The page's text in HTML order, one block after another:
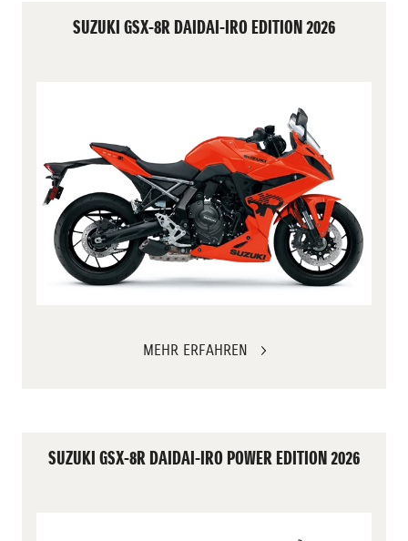
SUZUKI GSX-8R DAIDAI-IRO EDITION 2026
MEHR ERFAHREN
SUZUKI GSX-8R DAIDAI-IRO POWER EDITION 2026